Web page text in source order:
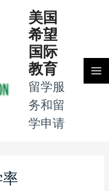
美国
希望
国际
教育
留学服
务和留
学申请